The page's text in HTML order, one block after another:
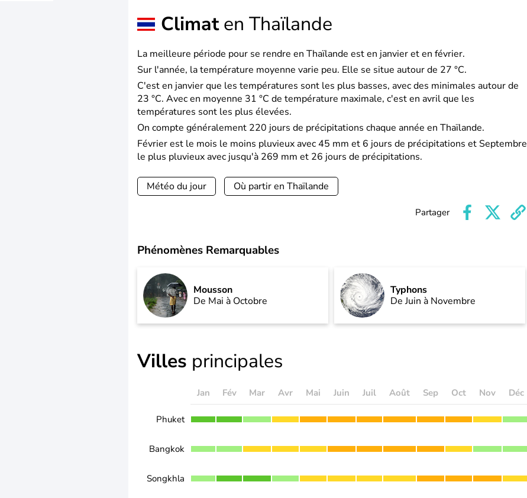
Climaten Thaïlande
La meilleure période pour se rendre en Thaïlande est en janvier et en février.
Sur l'année, la température moyenne varie peu. Elle se situe autour de 27 °C.
C'est en janvier que les températures sont les plus basses, avec des minimales autour de
23 °C. Avec en moyenne 31 °C de température maximale, c'est en avril que les
températures sont les plus élevées.
On compte généralement 220 jours de précipitations chaque année en Thaïlande.
Février est le mois le moins pluvieux avec 45 mm et 6 jours de précipitations et Septembre
le plus pluvieux avec jusqu'à 269 mm et 26 jours de précipitations.
Météo du jour Où partir en Thaïlande
Partager
Phénomènes Remarquables
Mousson
De Mai à Octobre
Typhons
De Juin à Novembre
Villes principales
Jan Fév Mar Avr Mai Juin Juil Août Sep Oct Nov Déc
Phuket
Bangkok
Songkhla